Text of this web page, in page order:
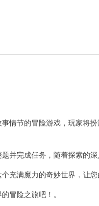
节的冒险游戏，玩家将
完成任务，随着探索的深
满魔力的奇妙世界，让您
冒险之旅吧！。